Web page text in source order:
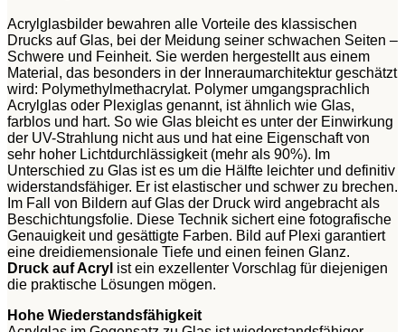
Acrylglasbilder bewahren alle Vorteile des klassischen
Drucks auf Glas, bei der Meidung seiner schwachen Seiten –
Schwere und Feinheit. Sie werden hergestellt aus einem
Material, das besonders in der Inneraumarchitektur geschätzt
wird: Polymethylmethacrylat. Polymer umgangsprachlich
Acrylglas oder Plexiglas genannt, ist ähnlich wie Glas,
farblos und hart. So wie Glas bleicht es unter der Einwirkung
der UV-Strahlung nicht aus und hat eine Eigenschaft von
sehr hoher Lichtdurchlässigkeit (mehr als 90%). Im
Unterschied zu Glas ist es um die Hälfte leichter und definitiv
widerstandsfähiger. Er ist elastischer und schwer zu brechen.
Im Fall von Bildern auf Glas der Druck wird angebracht als
Beschichtungsfolie. Diese Technik sichert eine fotografische
Genauigkeit und gesättigte Farben. Bild auf Plexi garantiert
eine dreidiemensionale Tiefe und einen feinen Glanz.
Druck auf Acryl ist ein exzellenter Vorschlag für diejenigen
die praktische Lösungen mögen.
Hohe Wiederstandsfähigkeit